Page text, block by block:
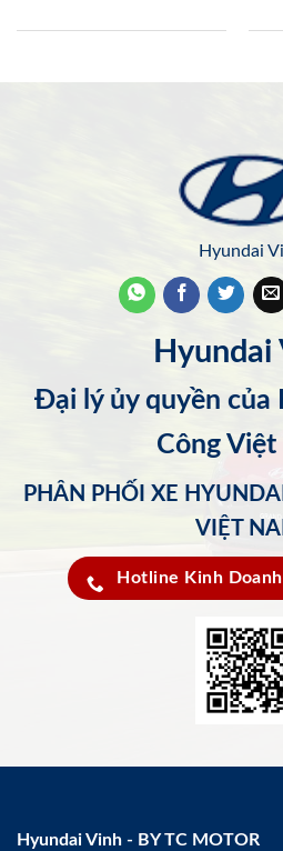
Hyundai
Hyundai
Đại lý ủy quyền của
Công Việt
PHÂN PHỐI XE
VIỆT
Hotline Kinh
Hyundai Vinh - BY TC MOTOR